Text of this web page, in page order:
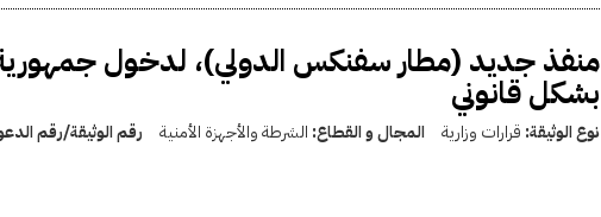
منفذ جديد (مطار سفنكس الدولي)، لدخول جمهورية
بشكل قانوني
نوع الوثيقة: قرارات وزارية المجال و القطاع: الشرطة والأجهزة الأمنية رقم الوثيقة/رقم